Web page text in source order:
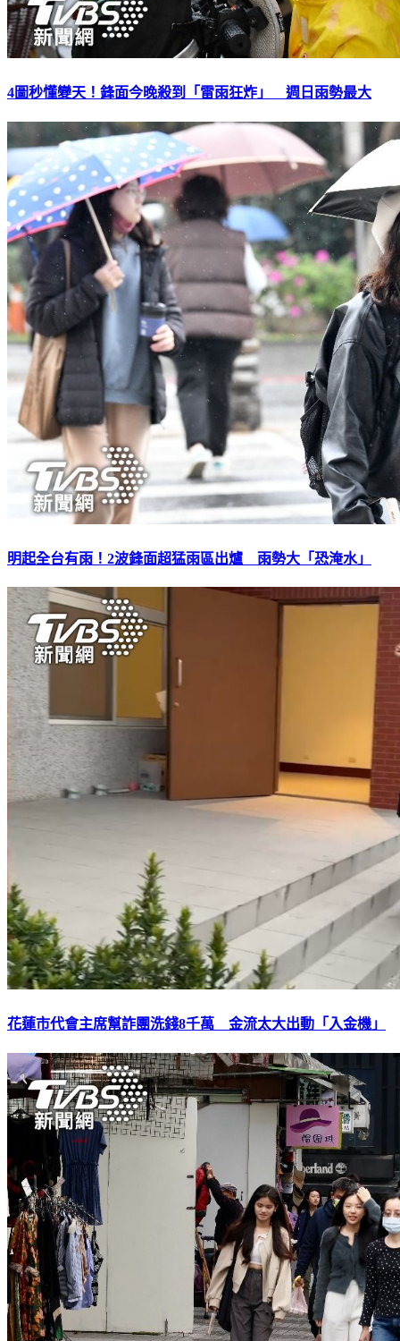
4圖秒懂變天！鋒面今晚殺到「雷雨狂炸」 週日雨勢最大
明起全台有雨！2波鋒面超猛雨區出爐 雨勢大「恐淹水」
花蓮市代會主席幫詐團洗錢8千萬 金流太大出動「入金機」